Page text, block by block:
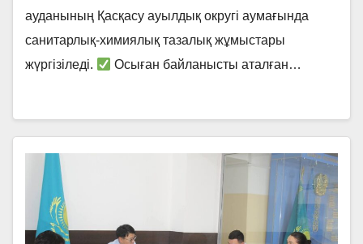
ауданының Қасқасу ауылдық округі аумағында
санитарлық-химиялық тазалық жұмыстары
жүргізіледі.
Осыған байланысты аталған…